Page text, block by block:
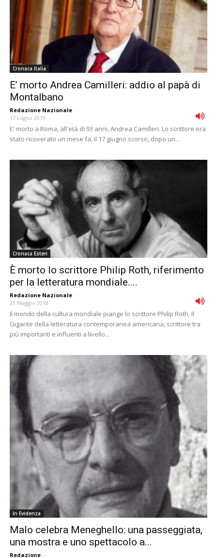
Cronaca Italia
E’ morto Andrea Camilleri: addio al papà di
Montalbano
Redazione Nazionale -
17 Luglio 2019
E' morto a Roma, all'età di 93 anni, Andrea Camilleri. Lo scrittore era
stato ricoverato un mese fa, il 17 giugno scorso, dopo un...
Cronaca Esteri
È morto lo scrittore Philip Roth, riferimento
per la letteratura mondiale....
Redazione Nazionale -
23 Maggio 2018
Il mondo della cultura mondiale piange lo scrittore Philip Roth. Il
Gigante della letteratura contemporanea americana, scrittore tra
più importanti e influenti a livello...
In Evidenza
Malo celebra Meneghello: una passeggiata,
una mostra e uno spettacolo a...
Redazione -